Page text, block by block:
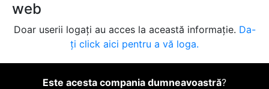
web
Doar userii logați au acces la această informație. Da-
ți click aici pentru a vă loga.
Este acesta compania dumneavoastră?